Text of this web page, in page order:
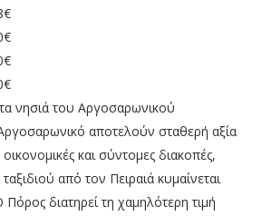
νησιά του Αργοσαρωνικού
αποτελούν σταθερή αξία
και σύντομες διακοπές,
από τον Πειραιά κυμαίνεται
διατηρεί τη χαμηλότερη τιμή